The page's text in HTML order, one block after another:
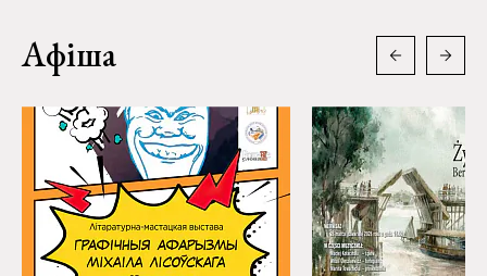
Афіша